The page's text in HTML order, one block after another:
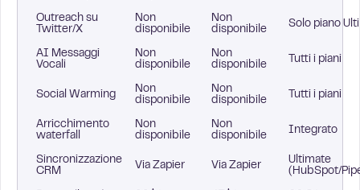
Outreach su
Twitter/X
Non
disponibile
Non
disponibile
Solo piano
AI Messaggi
Vocali
Non
disponibile
Non
disponibile
Tutti i piani
Social Warming
Non
disponibile
Non
disponibile
Tutti i piani
Arricchimento
waterfall
Non
disponibile
Non
disponibile
Integrato
Sincronizzazione
CRM
Via Zapier Via Zapier
Ultimate
(HubSpot/